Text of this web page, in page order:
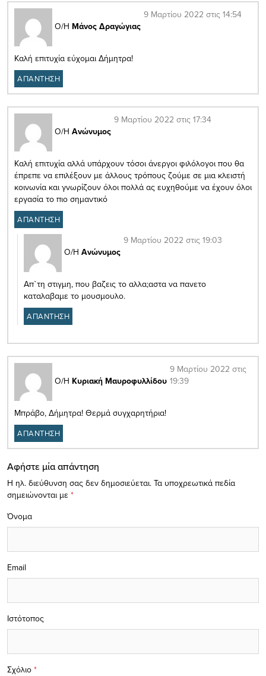
Ο/Η Μάνος Δραγώγιας
9 Μαρτίου 2022 στις 14:54
Καλή επιτυχία εύχομαι Δήμητρα!
ΑΠΑΝΤΗΣΗ
Ο/Η Ανώνυμος
9 Μαρτίου 2022 στις 17:34
Καλή επιτυχία αλλά υπάρχουν τόσοι άνεργοι φιλόλογοι που θα
έπρεπε να επιλέξουν με άλλους τρόπους ζούμε σε μια κλειστή
κοινωνία και γνωρίζουν όλοι πολλά ας ευχηθούμε να έχουν όλοι
εργασία το πιο σημαντικό
ΑΠΑΝΤΗΣΗ
Ο/Η Ανώνυμος
9 Μαρτίου 2022 στις 19:03
Απ`τη στιγμη, που βαζεις το αλλα;αστα να πανετο
καταλαβαμε το μουσμουλο.
ΑΠΑΝΤΗΣΗ
Ο/Η Κυριακή Μαυροφυλλίδου
9 Μαρτίου 2022 στις
19:39
Μπράβο, Δήμητρα! Θερμά συγχαρητήρια!
ΑΠΑΝΤΗΣΗ
Αφήστε μία απάντηση
Η ηλ. διεύθυνση σας δεν δημοσιεύεται. Τα υποχρεωτικά πεδία
σημειώνονται με *
Σχόλιο *
Όνομα
Email
Ιστότοπος